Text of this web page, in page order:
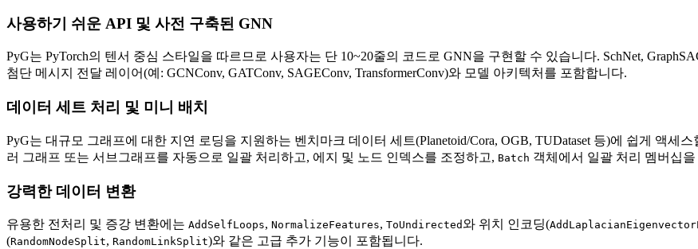
사용하기 쉬운 API 및 사전 구축된 GNN
PyG는 PyTorch의 텐서 중심 스타일을 따르므로 사용자는 단 10~20줄의 코드로 GNN을 구현할 수 있습니다. SchNet,
첨단 메시지 전달 레이어(예: GCNConv, GATConv, SAGEConv, TransformerConv)와 모델 아키텍처를 포함합니다.
데이터 세트 처리 및 미니 배치
PyG는 대규모 그래프에 대한 지연 로딩을 지원하는 벤치마크 데이터 세트(Planetoid/Cora, OGB, TUDataset 등)에 쉽게 액세
러 그래프 또는 서브그래프를 자동으로 일괄 처리하고, 에지 및 노드 인덱스를 조정하고, Batch 객체에서 일괄 처리 멤버십
강력한 데이터 변환
유용한 전처리 및 증강 변환에는 AddSelfLoops, NormalizeFeatures, ToUndirected와 위치 인코딩(
(RandomNodeSplit, RandomLinkSplit)와 같은 고급 추가 기능이 포함됩니다.